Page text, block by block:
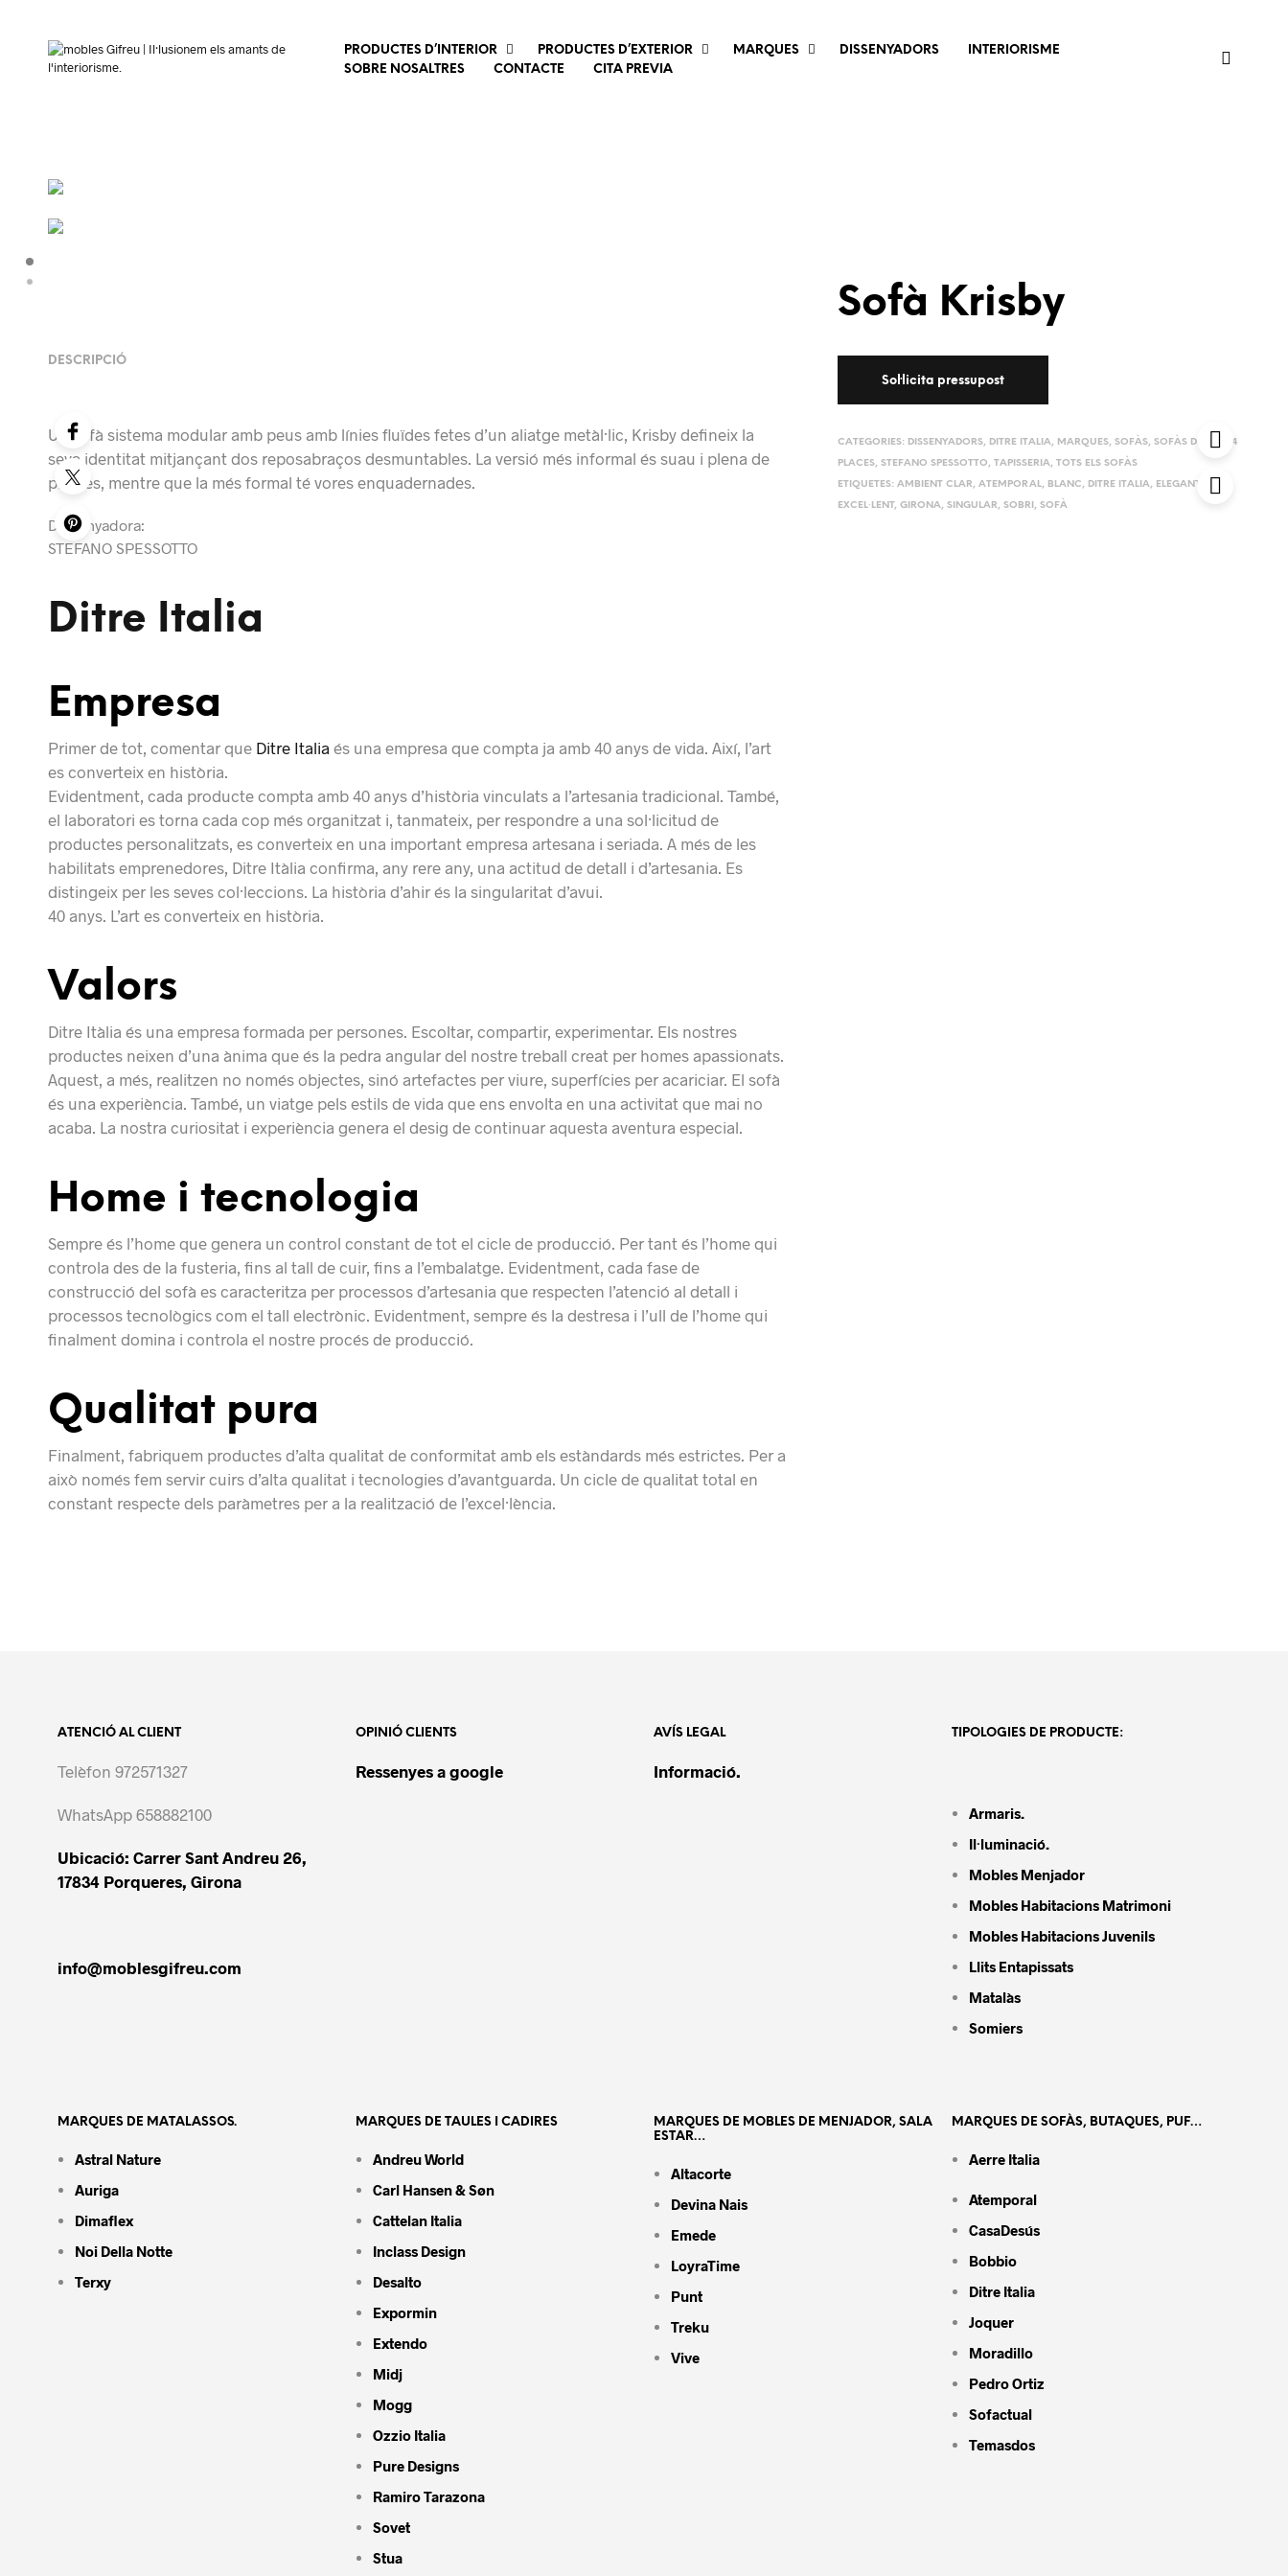
PRODUCTES D’INTERIOR PRODUCTES D’EXTERIOR MARQUES DISSENYADORS
INTERIORISME
SOBRE NOSALTRES
CONTACTE CITA PREVIA
Sofà Krisby
CATEGORIES: DISSENYADORS, DITRE ITALIA, MARQUES, SOFÀS, SOFÀS DE 2, 3 I 4
PLACES, STEFANO SPESSOTTO, TAPISSERIA, TOTS ELS SOFÀS
ETIQUETES: AMBIENT CLAR, ATEMPORAL, BLANC, DITRE ITALIA, ELEGANT
EXCEL·LENT, GIRONA, SINGULAR, SOBRI , SOFÀ
DESCRIPCIÓ
Un sofà sistema modular amb peus amb línies fluïdes fetes d’un aliatge metàl·lic, Krisby defineix la
seva identitat mitjançant dos reposabraços desmuntables. La versió més informal és suau i plena de
plomes, mentre que la més formal té vores enquadernades.
Dissenyadora:
STEFANO SPESSOTTO
Ditre Italia
Empresa
Primer de tot, comentar que Ditre Italia és una empresa que compta ja amb 40 anys de vida. Així, l’art
es converteix en història.
Evidentment, cada producte compta amb 40 anys d’història vinculats a l’artesania tradicional. També,
el laboratori es torna cada cop més organitzat i, tanmateix, per respondre a una sol·licitud de
productes personalitzats, es converteix en una important empresa artesana i seriada. A més de les
habilitats emprenedores, Ditre Itàlia confirma, any rere any, una actitud de detall i d’artesania. Es
distingeix per les seves col·leccions. La història d’ahir és la singularitat d’avui.
40 anys. L’art es converteix en història.
Valors
Ditre Itàlia és una empresa formada per persones. Escoltar, compartir, experimentar. Els nostres
productes neixen d’una ànima que és la pedra angular del nostre treball creat per homes apassionats.
Aquest, a més, realitzen no només objectes, sinó artefactes per viure, superfícies per acariciar. El sofà
és una experiència. També, un viatge pels estils de vida que ens envolta en una activitat que mai no
acaba. La nostra curiositat i experiència genera el desig de continuar aquesta aventura especial.
Home i tecnologia
Sempre és l’home que genera un control constant de tot el cicle de producció. Per tant és l’home qui
controla des de la fusteria, fins al tall de cuir, fins a l’embalatge. Evidentment, cada fase de
construcció del sofà es caracteritza per processos d’artesania que respecten l’atenció al detall i
processos tecnològics com el tall electrònic. Evidentment, sempre és la destresa i l’ull de l’home qui
finalment domina i controla el nostre procés de producció.
Qualitat pura
Finalment, fabriquem productes d’alta qualitat de conformitat amb els estàndards més estrictes. Per a
això només fem servir cuirs d’alta qualitat i tecnologies d’avantguarda. Un cicle de qualitat total en
constant respecte dels paràmetres per a la realització de l’excel·lència.
ATENCIÓ AL CLIENT
Telèfon 972571327
WhatsApp 658882100
Ubicació: Carrer Sant Andreu 26,
17834 Porqueres, Girona
info@moblesgifreu.com
OPINIÓ CLIENTS
Ressenyes a google
AVÍS LEGAL
Informació.
TIPOLOGIES DE PRODUCTE:
Armaris.
Il·luminació.
Mobles Menjador
Mobles Habitacions Matrimoni
Mobles Habitacions Juvenils
Llits Entapissats
Matalàs
Somiers
MARQUES DE MATALASSOS.
Astral Nature
Auriga
Dimaflex
Noi Della Notte
Terxy
MARQUES DE TAULES I CADIRES
Andreu World
Carl Hansen & Søn
Cattelan Italia
Inclass Design
Desalto
Expormin
Extendo
Midj
Mogg
Ozzio Italia
Pure Designs
Ramiro Tarazona
Sovet
Stua
MARQUES DE MOBLES DE MENJADOR, SALA
ESTAR…
Altacorte
Devina Nais
Emede
LoyraTime
Punt
Treku
Vive
MARQUES DE SOFÀS, BUTAQUES, PUF…
Aerre Italia
Atemporal
CasaDesús
Bobbio
Ditre Italia
Joquer
Moradillo
Pedro Ortiz
Sofactual
Temasdos